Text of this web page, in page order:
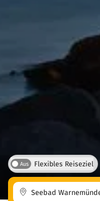
Aus Flexibles Reiseziel